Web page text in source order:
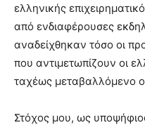
ελληνικής
από ενδιαφέρουσες
αναδείχθηκαν τόσο οι
που αντιμετωπίζουν οι
ταχέως μεταβαλλόμενο
Στόχος μου, ως